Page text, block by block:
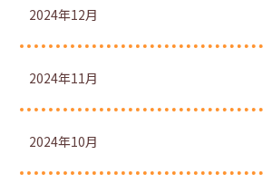
2024年12月
2024年11月
2024年10月